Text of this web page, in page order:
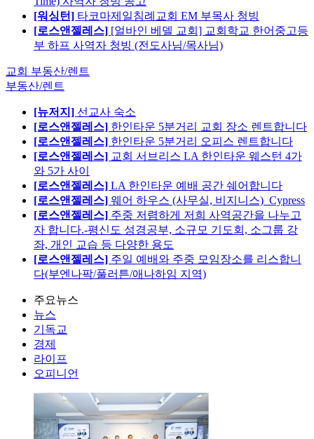
[워싱턴] 타코마제일침례교회 EM 부목사 청빙
[로스앤젤레스] [얼바인 베델 교회] 교회학교 한어중고등
부 하프 사역자 청빙 (전도사님/목사님)
교회 부동산/렌트
부동산/렌트
[뉴저지] 선교사 숙소
[로스앤젤레스] 한인타운 5분거리 교회 장소 렌트합니다
[로스앤젤레스] 한인타운 5분거리 오피스 렌트합니다
[로스앤젤레스] 교회 서브리스 LA 한인타운 웨스턴 4가
와 5가 사이
[로스앤젤레스] LA 한인타운 예배 공간 쉐어합니다
[로스앤젤레스] 웨어 하우스 (사무실, 비지니스)_Cypress
[로스앤젤레스] 주중 저렴하게 저희 사역공간을 나누고
자 합니다.-평신도 성경공부, 소규모 기도회, 소그룹 강
좌, 개인 교습 등 다양한 용도
[로스앤젤레스] 주일 예배와 주중 모임장소를 리스합니
다(부엔나팍/풀러튼/애나하임 지역)
주요뉴스
뉴스
기독교
경제
라이프
오피니언